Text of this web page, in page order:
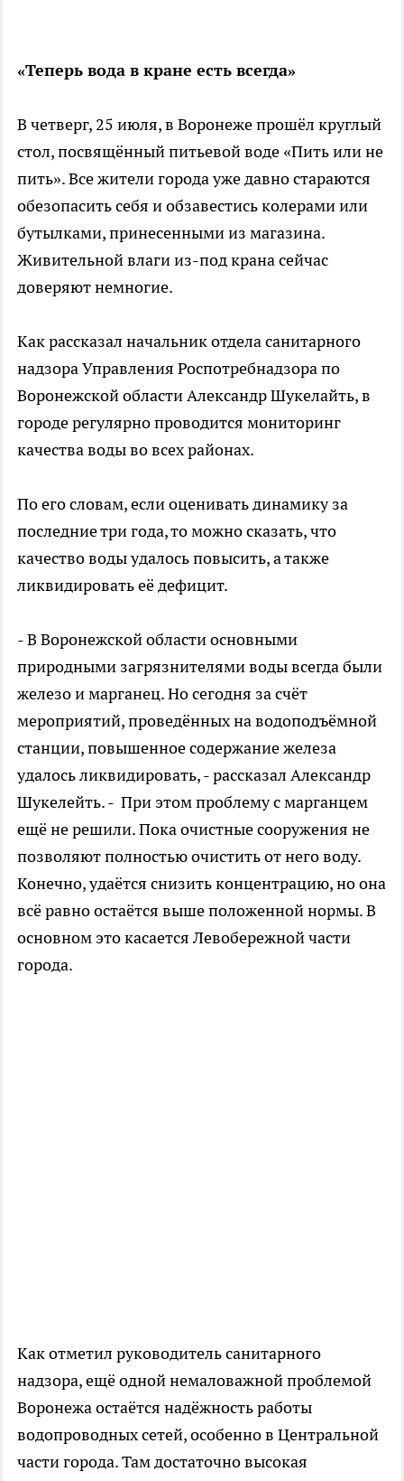
«Теперь вода в кране есть всегда»
В четверг, 25 июля, в Воронеже прошёл круглый
стол, посвящённый питьевой воде «Пить или не
пить». Все жители города уже давно стараются
обезопасить себя и обзавестись колерами или
бутылками, принесенными из магазина.
Живительной влаги из-под крана сейчас
доверяют немногие.
Как рассказал начальник отдела санитарного
надзора Управления Роспотребнадзора по
Воронежской области Александр Шукелайть, в
городе регулярно проводится мониторинг
качества воды во всех районах.
По его словам, если оценивать динамику за
последние три года, то можно сказать, что
качество воды удалось повысить, а также
ликвидировать её дефицит.
- В Воронежской области основными
природными загрязнителями воды всегда были
железо и марганец. Но сегодня за счёт
мероприятий, проведённых на водоподъёмной
станции, повышенное содержание железа
удалось ликвидировать, - рассказал Александр
Шукелейть. - При этом проблему с марганцем
ещё не решили. Пока очистные сооружения не
позволяют полностью очистить от него воду.
Конечно, удаётся снизить концентрацию, но она
всё равно остаётся выше положенной нормы. В
основном это касается Левобережной части
города.
Как отметил руководитель санитарного
надзора, ещё одной немаловажной проблемой
Воронежа остаётся надёжность работы
водопроводных сетей, особенно в Центральной
части города. Там достаточно высокая